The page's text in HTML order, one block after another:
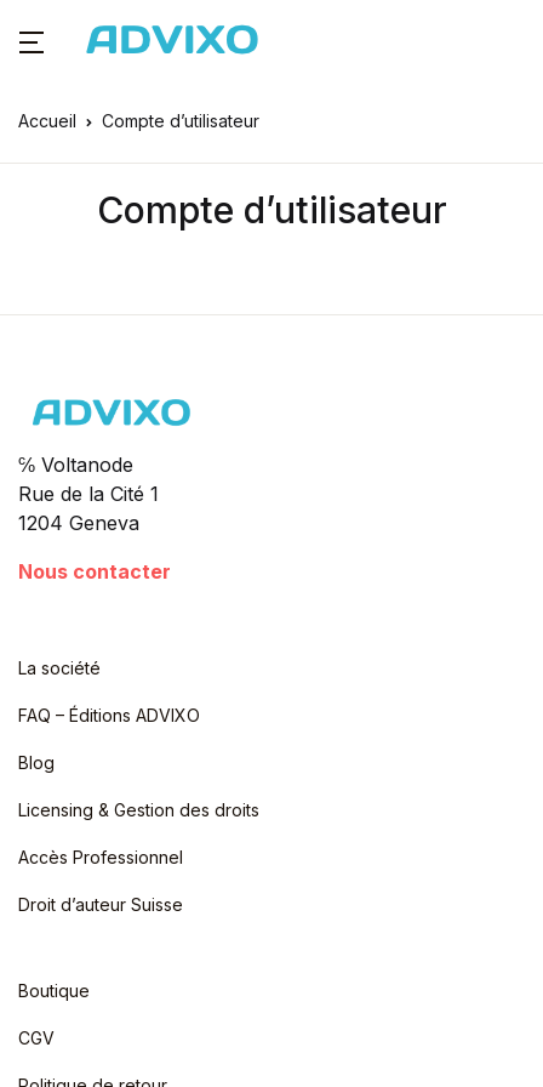
Accueil Compte d’utilisateur
Compte d’utilisateur
℅ Voltanode
Rue de la Cité 1
1204 Geneva
Nous contacter
La société
FAQ – Éditions ADVIXO
Blog
Licensing & Gestion des droits
Accès Professionnel
Droit d’auteur Suisse
Boutique
CGV